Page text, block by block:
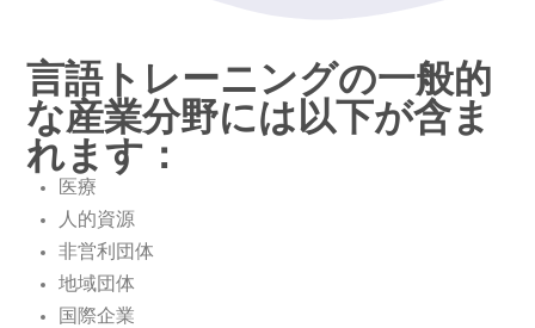
言語トレーニングの一般的
な産業分野には以下が含ま
れます：
医療
人的資源
非営利団体
地域団体
国際企業